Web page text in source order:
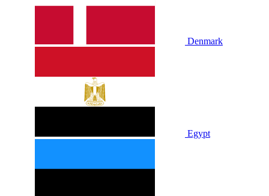
Denmark
Egypt